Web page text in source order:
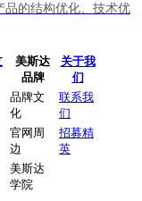
品的结构优化、技术优
美斯达
品牌
关于我
们
品牌文
化
联系我
们
官网周
边
招募精
英
美斯达
学院